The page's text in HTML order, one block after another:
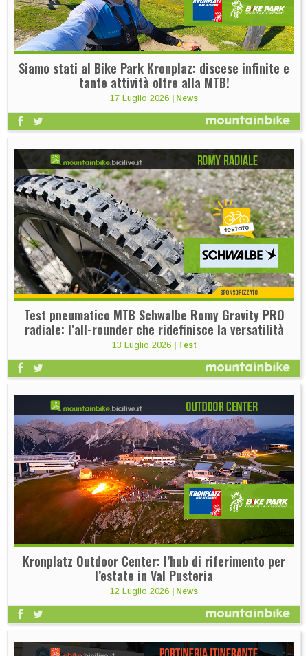
Siamo stati al Bike Park Kronplaz: discese infinite e
tante attività oltre alla MTB!
17 Luglio 2026 | News
Test pneumatico MTB Schwalbe Romy Gravity PRO
radiale: l’all-rounder che ridefinisce la versatilità
13 Luglio 2026 | Test
Kronplatz Outdoor Center: l’hub di riferimento per
l’estate in Val Pusteria
12 Luglio 2026 | News